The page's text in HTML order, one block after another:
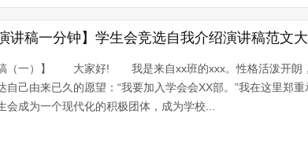
讲稿一分钟】学生会竞选自我介绍演讲稿范文
稿（一）】 大家好! 我是来自xx班的xxx。性格活泼开朗，
己由来已久的愿望：“我要加入学会会XX部。”我在这里郑
会成为一个现代化的积极团体，成为学校...